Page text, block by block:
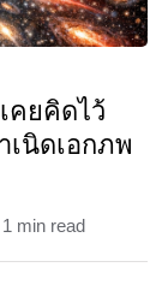
คยคิดไว้
นิดเอกภพ
1 min read